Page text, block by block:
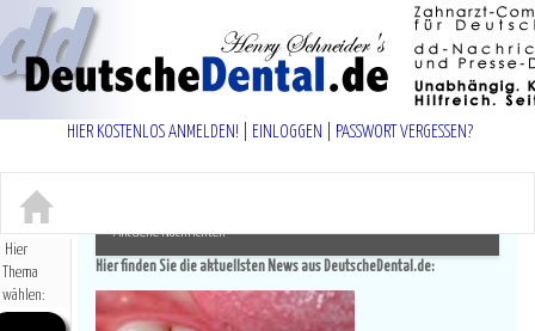
HIER KOSTENLOS ANMELDEN! EINLOGGEN PASSWORT VERGESSEN?
an-/
(c) Dr. H. Schneider, Rurstr. 47a, 52441 Linnich -
Hier
Thema
wählen:
Praxisführung
Aktuelle Nachrichten
Hier finden Sie die aktuellsten News aus DeutscheDental.de: